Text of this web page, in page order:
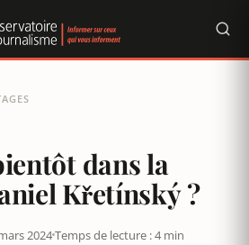
dans la
Křetínský ?
2024Temps de lecture : 4 min
cookies